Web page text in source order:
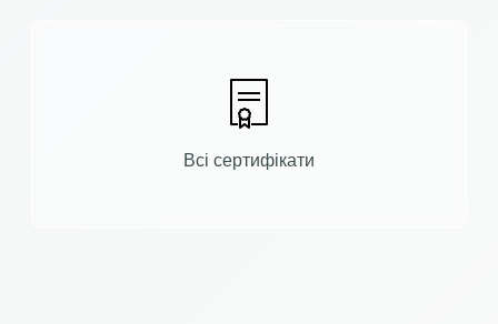
Всі сертифікати